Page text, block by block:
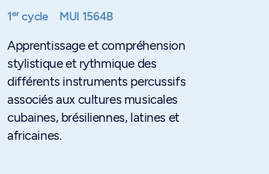
1ercycle MUI 1564B
Apprentissage et compréhension
stylistique et rythmique des
différents instruments percussifs
associés aux cultures musicales
cubaines, brésiliennes, latines et
africaines.